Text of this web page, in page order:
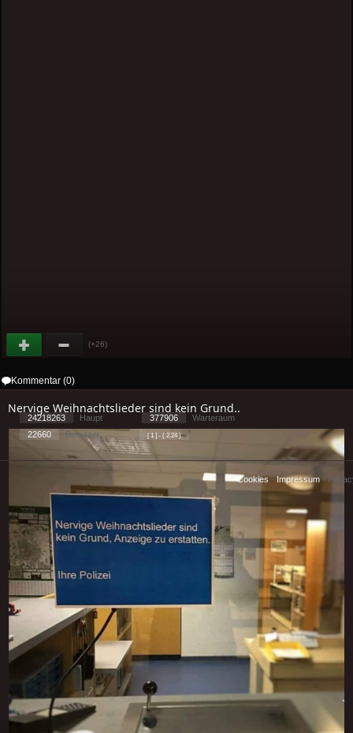
(+26)
Kommentar (0)
Nervige Weihnachtslieder sind kein Grund..
24218263 Haupt 377906
Warteraum
22660
Benutzer [ 1 ] - ( 2.24 )
Cookies-Impressum-